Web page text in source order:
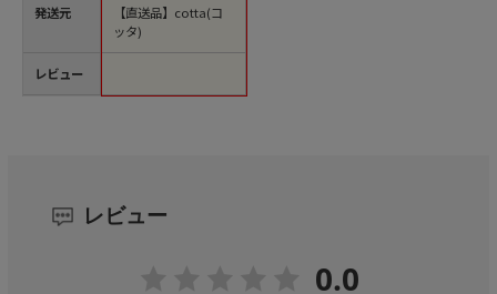
発送元
レビュー
【直送品】cotta(コ
ッタ)
レビュー
0.0